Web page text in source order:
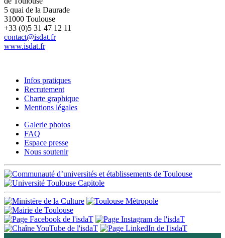
5 quai de la Daurade
31000 Toulouse
+33 (0)5 31 47 12 11
contact@isdat.fr
www.isdat.fr
Infos pratiques
Recrutement
Charte graphique
Mentions légales
Galerie photos
FAQ
Espace presse
Nous soutenir